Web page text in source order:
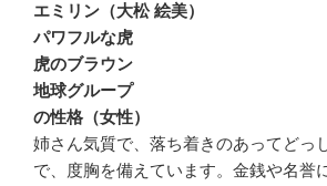
エミリン（大松 絵美）
パワフルな虎
虎のブラウン
地球グループ
の性格（女性）
姉さん気質で、落ち着きのあってどっ
で、度胸を備えています。金銭や名誉